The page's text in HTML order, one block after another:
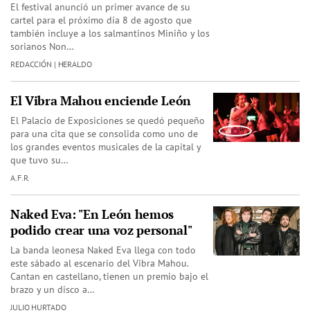
El festival anunció un primer avance de su
cartel para el próximo día 8 de agosto que
también incluye a los salmantinos Miniño y los
sorianos Non…
REDACCIÓN | HERALDO
El Vibra Mahou enciende León
El Palacio de Exposiciones se quedó pequeño
para una cita que se consolida como uno de
los grandes eventos musicales de la capital y
que tuvo su…
A.F.R.
Naked Eva: "En León hemos
podido crear una voz personal"
La banda leonesa Naked Eva llega con todo
este sábado al escenario del Vibra Mahou.
Cantan en castellano, tienen un premio bajo el
brazo y un disco a…
JULIO HURTADO